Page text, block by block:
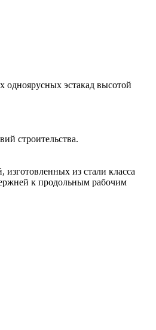
эстакад высотой
строительства.
из стали класса
к продольным рабочим